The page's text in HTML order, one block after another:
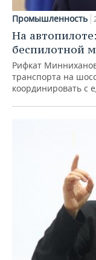
Промышленность
На
беспилотной
Рифкат
транспорта на
координировать с